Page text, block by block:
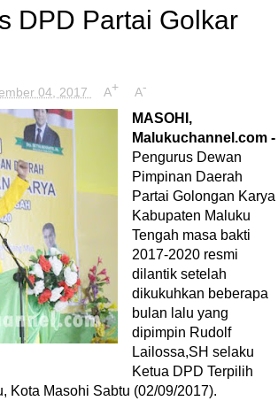
DPD Partai Golkar
04, 2017 A+ A-
MASOHI,
Malukuchannel.com -
Pengurus Dewan
Pimpinan Daerah
Partai Golongan Karya
Kabupaten Maluku
Tengah masa bakti
2017-2020 resmi
dilantik setelah
dikukuhkan beberapa
bulan lalu yang
dipimpin Rudolf
Lailossa,SH selaku
Ketua DPD Terpilih
Kota Masohi Sabtu (02/09/2017).